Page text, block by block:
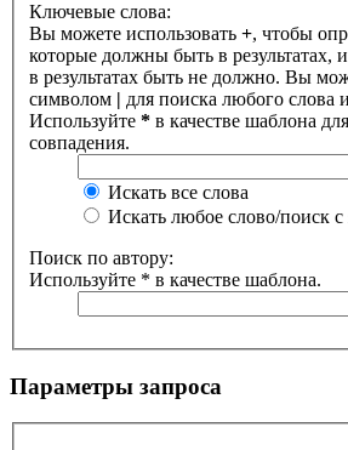
Ключевые слова:
Вы можете использовать +, чтобы
которые должны быть в результатах, и
в результатах быть не должно. Вы
символом | для поиска любого слова
Используйте * в качестве шаблона
совпадения.
Искать все слова
Искать любое слово/поиск с
Поиск по автору:
Используйте * в качестве шаблона.
Параметры запроса